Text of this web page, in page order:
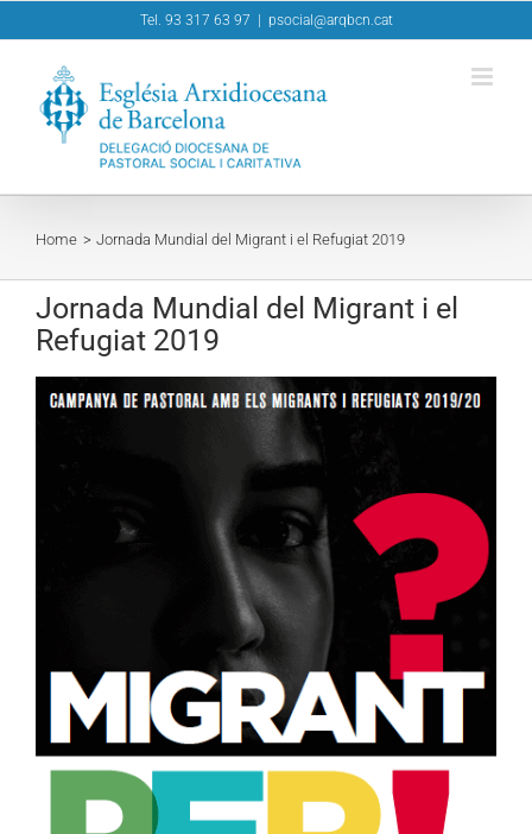
to
Tel. 93 317 63 97 psocial@arqbcn.cat
Home Jornada Mundial del Migrant i el Refugiat 2019
Jornada Mundial del Migrant i el
Refugiat 2019
Larger